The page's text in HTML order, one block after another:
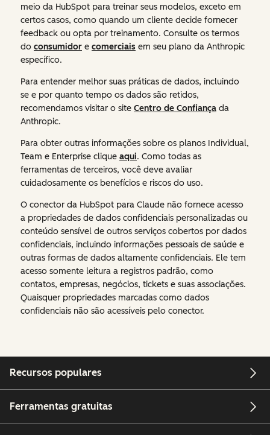
meio da HubSpot para treinar seus modelos, exceto em
certos casos, como quando um cliente decide fornecer
feedback ou opta por treinamento. Consulte os termos
do consumidor e comerciais em seu plano da Anthropic
específico.
Para entender melhor suas práticas de dados, incluindo
se e por quanto tempo os dados são retidos,
recomendamos visitar o site Centro de Confiança da
Anthropic.
Para obter outras informações sobre os planos Individual,
Team e Enterprise clique aqui. Como todas as
ferramentas de terceiros, você deve avaliar
cuidadosamente os benefícios e riscos do uso.
O conector da HubSpot para Claude não fornece acesso
a propriedades de dados confidenciais personalizadas ou
conteúdo sensível de outros serviços cobertos por dados
confidenciais, incluindo informações pessoais de saúde e
outras formas de dados altamente confidenciais. Ele tem
acesso somente leitura a registros padrão, como
contatos, empresas, negócios, tickets e suas associações.
Quaisquer propriedades marcadas como dados
confidenciais não são acessíveis pelo conector.
Recursos populares
Ferramentas gratuitas